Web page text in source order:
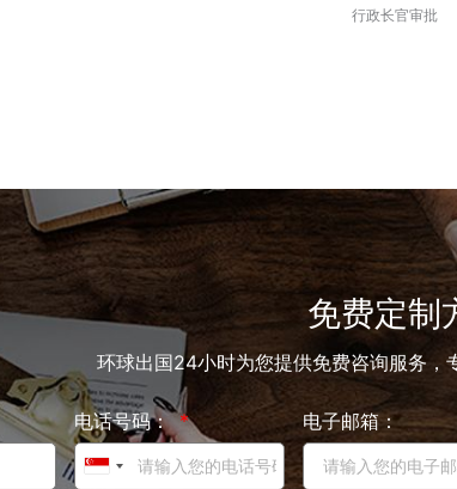
行政长官审批
免费定制
环球出国24小时为您提供免费咨询服务
电话号码：
S
电子邮箱：